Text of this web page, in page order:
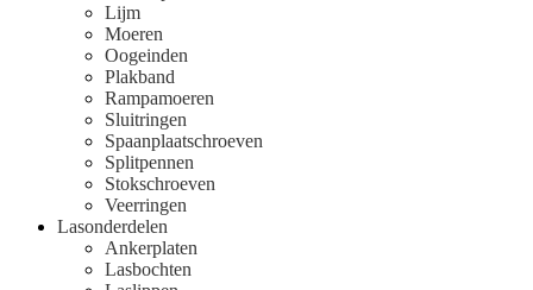
Lijm
Moeren
Oogeinden
Plakband
Rampamoeren
Sluitringen
Spaanplaatschroeven
Splitpennen
Stokschroeven
Veerringen
Lasonderdelen
Ankerplaten
Lasbochten